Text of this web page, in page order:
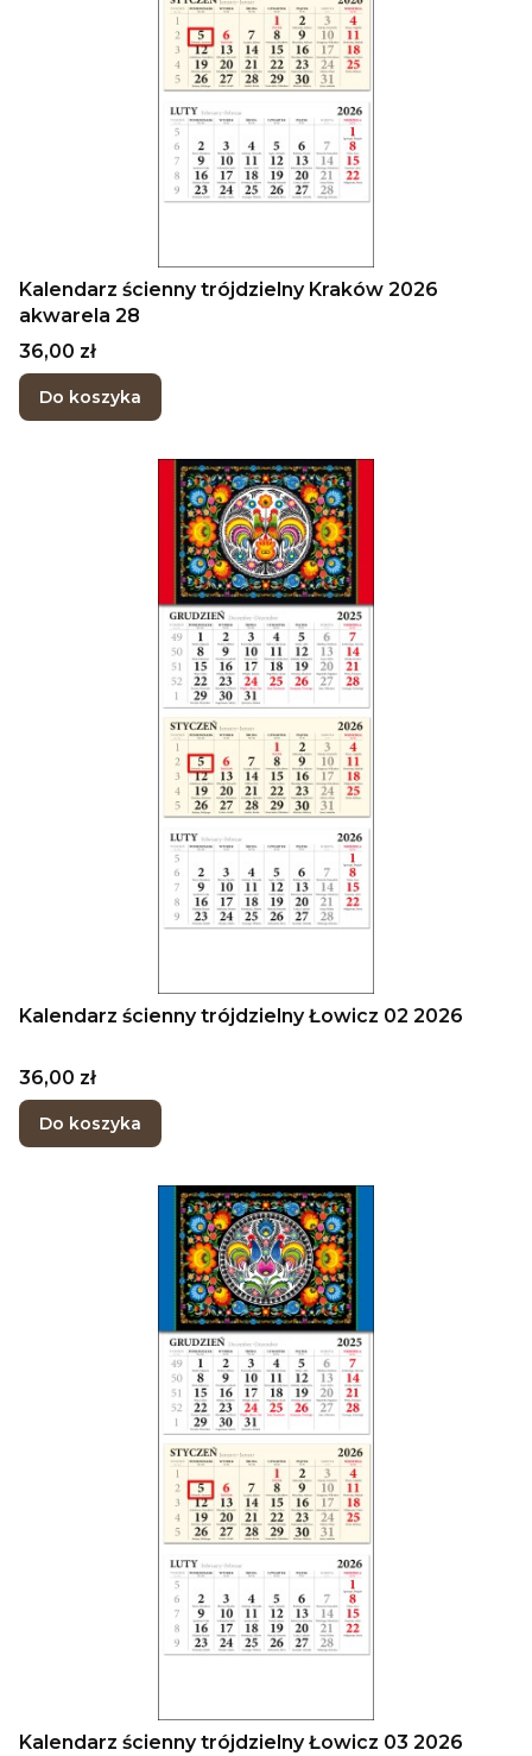
Kalendarz ścienny trójdzielny Kraków 2026
akwarela 28
Cena
36,00 zł
Do koszyka
Kalendarz ścienny trójdzielny Łowicz 02 2026
Cena
36,00 zł
Do koszyka
Kalendarz ścienny trójdzielny Łowicz 03 2026